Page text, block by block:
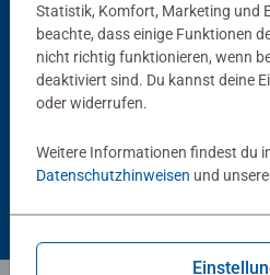
Puzzle Conserver Permanent
Durchschnittliche Bewertung 4,4 von 5
Puzzlezubehör
€ 13,99
Statistik, Komfort, Marketing und
beachte, dass einige Funktionen
nicht richtig funktionieren, wenn
deaktiviert sind. Du kannst deine
oder widerrufen.
Weitere Informationen findest du
Datenschutzhinweisen und